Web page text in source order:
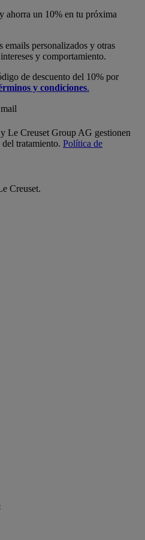
ahorra un 10% en tu próxima
emails personalizados y otras
y comportamiento.
de descuento del 10% por
y condiciones.
Le Creuset Group AG gestionen
tratamiento. Política de
Creuset.